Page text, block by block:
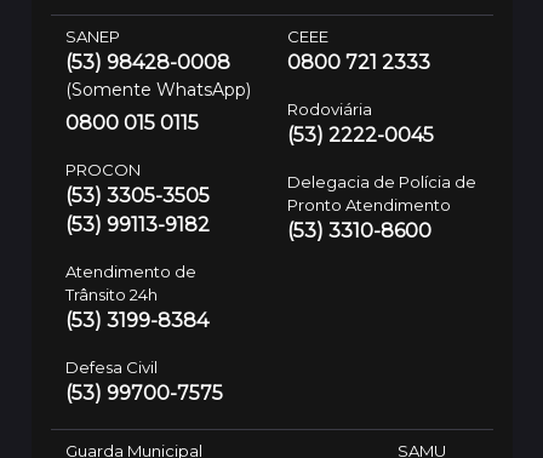
SANEP
(53) 98428-0008
(Somente WhatsApp)
0800 015 0115
PROCON
(53) 3305-3505
(53) 99113-9182
Atendimento de
Trânsito 24h
(53) 3199-8384
Defesa Civil
(53) 99700-7575
CEEE
0800 721 2333
Rodoviária
(53) 2222-0045
Delegacia de Polícia de
Pronto Atendimento
(53) 3310-8600
Guarda Municipal SAMU